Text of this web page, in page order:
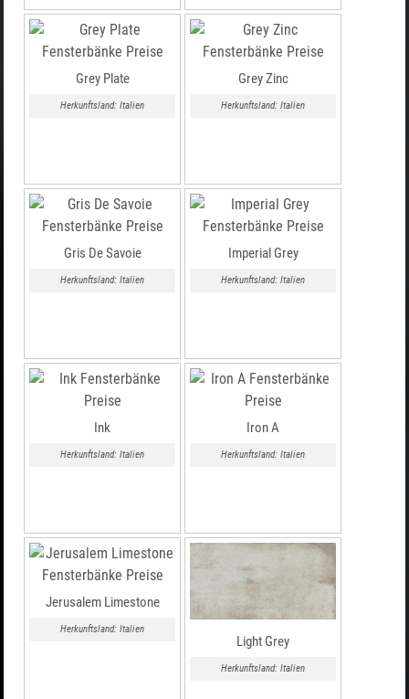
Grey Plate
Herkunftsland: Italien
Grey Zinc
Herkunftsland: Italien
Gris De Savoie
Herkunftsland: Italien
Imperial Grey
Herkunftsland: Italien
Ink
Herkunftsland: Italien
Iron A
Herkunftsland: Italien
Jerusalem Limestone
Herkunftsland: Italien
Light Grey
Herkunftsland: Italien